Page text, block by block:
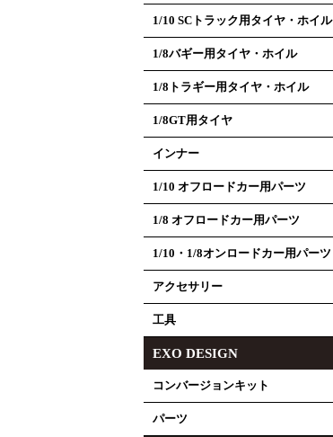
1/10 SCトラック用タイヤ・ホイル
1/8バギー用タイヤ・ホイル
1/8トラギー用タイヤ・ホイル
1/8GT用タイヤ
インナー
1/10 オフロードカー用パーツ
1/8 オフロードカー用パーツ
1/10・1/8オンロードカー用パーツ
アクセサリー
工具
EXO DESIGN
コンバージョンキット
パーツ